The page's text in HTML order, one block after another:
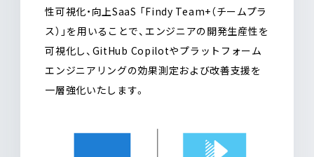
性可視化・向上SaaS 「Findy Team+（チームプラ
ス）」を用いることで、エンジニアの開発生産性を
可視化し、GitHub Copilotやプラットフォーム
エンジニアリングの効果測定および改善支援を
一層強化いたします。